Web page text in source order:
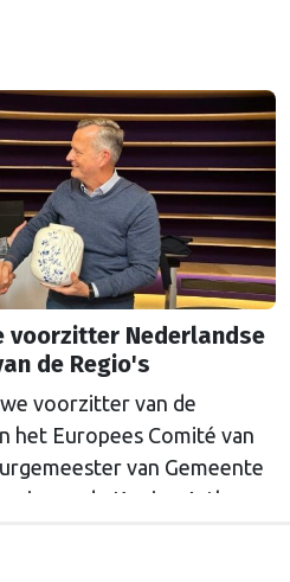
voorzitter Nederlandse
de Regio's
voorzitter van de
het Europees Comité van
van Gemeente
van de Koning Arthur